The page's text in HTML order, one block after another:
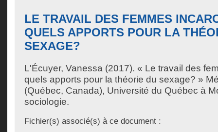
LE TRAVAIL DES FEMMES
QUELS APPORTS POUR LA
SEXAGE?
L'Écuyer, Vanessa (2017). « Le travail des
quels apports pour la théorie du sexage? »
(Québec, Canada), Université du Québec à
sociologie.
Fichier(s) associé(s) à ce document :